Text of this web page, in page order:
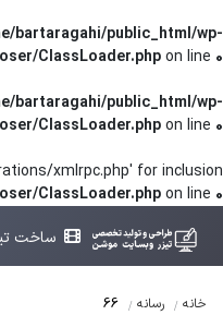
bartaragahi/public_html/wp-
ClassLoader.phpon line 0
bartaragahi/public_html/wp-
ClassLoader.phpon line 0
xmlrpc.php' for inclusion
ClassLoader.phpon line 0
ساخت
خانه رسانه